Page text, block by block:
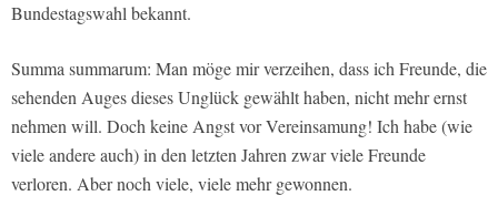
Bundestagswahl bekannt.
Summa summarum: Man möge mir verzeihen, dass ich Freunde, die
sehenden Auges dieses Unglück gewählt haben, nicht mehr ernst
nehmen will. Doch keine Angst vor Vereinsamung! Ich habe (wie
viele andere auch) in den letzten Jahren zwar viele Freunde
verloren. Aber noch viele, viele mehr gewonnen.